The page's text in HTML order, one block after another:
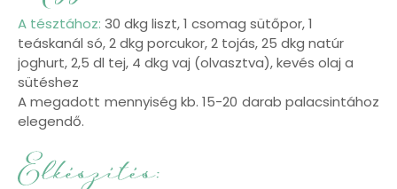
A tésztához: 30 dkg liszt, 1 csomag sütőpor, 1
teáskanál só, 2 dkg porcukor, 2 tojás, 25 dkg natúr
joghurt, 2,5 dl tej, 4 dkg vaj (olvasztva), kevés olaj a
sütéshez
A megadott mennyiség kb. 15-20 darab palacsintához
elegendő.